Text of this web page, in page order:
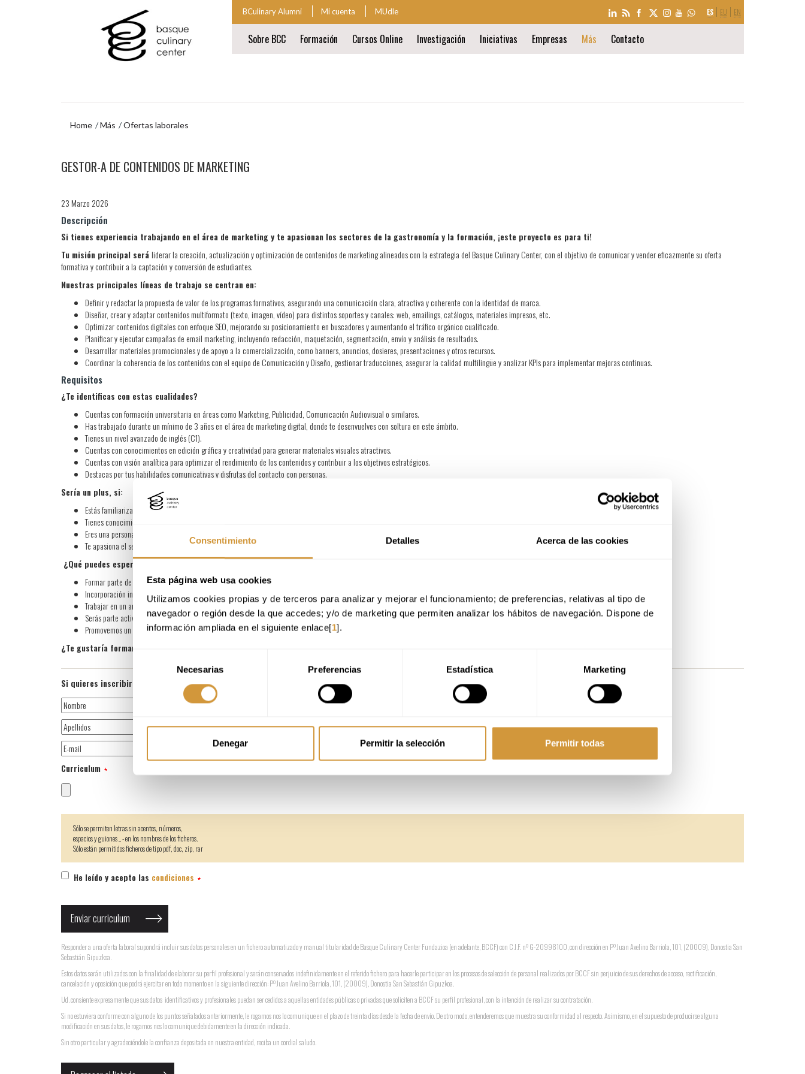
Consentimiento Detalles Acerca de las cookies
Esta página web usa cookies
Utilizamos cookies propias y de terceros para analizar y mejorar el funcionamiento; de preferencias, relativas al tipo de
navegador o región desde la que accedes; y/o de marketing que permiten analizar los hábitos de navegación. Dispone de
información ampliada en el siguiente enlace[1].
de
consentimiento
Necesarias Preferencias Estadística Marketing
Denegar Permitir la selección Permitir todas
SELECCIÓN
DE
ES EU EN
BCulinary Alumni Mi cuenta MUdle
navegación
Sobre BCC Formación Cursos Online Investigación Iniciativas Empresas Más
Contacto
navegación
Home Más Ofertas laborales
navegación
GESTOR-A DE CONTENIDOS DE MARKETING
23 Marzo 2026
Descripción
Si tienes experiencia trabajando en el área de marketing y te apasionan los sectores de la gastronomía y la formación, ¡este proyecto es para ti!
Tu misión principal será liderar la creación, actualización y optimización de contenidos de marketing alineados con la estrategia del Basque Culinary Center, con el objetivo de comunicar y vender eficazmente su oferta
formativa y contribuir a la captación y conversión de estudiantes.
Nuestras principales líneas de trabajo se centran en:
Definir y redactar la propuesta de valor de los programas formativos, asegurando una comunicación clara, atractiva y coherente con la identidad de marca.
Diseñar, crear y adaptar contenidos multiformato (texto, imagen, vídeo) para distintos soportes y canales: web, emailings, catálogos, materiales impresos, etc.
Optimizar contenidos digitales con enfoque SEO, mejorando su posicionamiento en buscadores y aumentando el tráfico orgánico cualificado.
Planificar y ejecutar campañas de email marketing, incluyendo redacción, maquetación, segmentación, envío y análisis de resultados.
Desarrollar materiales promocionales y de apoyo a la comercialización, como banners, anuncios, dosieres, presentaciones y otros recursos.
Coordinar la coherencia de los contenidos con el equipo de Comunicación y Diseño, gestionar traducciones, asegurar la calidad multilingüe y analizar KPIs para implementar mejoras continuas.
Requisitos
¿Te identificas con estas cualidades?
Cuentas con formación universitaria en áreas como Marketing, Publicidad, Comunicación Audiovisual o similares.
Has trabajado durante un mínimo de 3 años en el área de marketing digital, donde te desenvuelves con soltura en este ámbito.
Tienes un nivel avanzado de inglés (C1).
Cuentas con conocimientos en edición gráfica y creatividad para generar materiales visuales atractivos.
Cuentas con visión analítica para optimizar el rendimiento de los contenidos y contribuir a los objetivos estratégicos.
Destacas por tus habilidades comunicativas y disfrutas del contacto con personas.
Sería un plus, si:
Estás familiarizado/a con el uso de CRM.
Tienes conocimientos de SEO Y GEO.
Eres una persona proactiva, resolutiva y orientada a resultados.
Te apasiona el sector de la formación y el mundo gastronómico.
¿Qué puedes esperar de Basque Culinary Center?
Formar parte de un proyecto pionero en continuo crecimiento con mucha pasión por la gastronomía.
Incorporación indefinida a jornada completa.
Trabajar en un ambiente basado en la confianza. Ofrecemos gran independencia y flexibilidad y a la autogestión.
Serás parte activa en mantener un buen clima laboral. Cuidamos y nos preocupamos por las personas de nuestro equipo.
Promovemos un entorno inclusivo. Además, si cuentas con el Certificado de Discapacidad, infórmanos de ello para asegurar que tienes el apoyo adecuado.
¿Te gustaría formar parte de nuestro equipo? ¡No dudes en inscribirte a la oferta!
Si quieres inscribirte en la oferta de trabajo, adjunta tu CV (PDF o Word) en el que se incluyan tus datos de contacto para que podamos localizarte.
Curriculum
Sólo se permiten letras sin acentos, números,
espacios y guiones _ - en los nombres de los ficheros.
Sólo están permitidos ficheros de tipo pdf, doc, zip, rar
He leído y acepto las condiciones
Responder a una oferta laboral supondrá incluir sus datos personales en un fichero automatizado y manual titularidad de Basque Culinary Center Fundazioa (en adelante, BCCF) con C.I.F. nº G-20998100, con dirección en Pº Juan Avelino Barriola, 101, (20009), Donostia San
Sebastián Gipuzkoa.
Estos datos serán utilizados con la finalidad de elaborar su perfil profesional y serán conservados indefinidamente en el referido fichero para hacerle participar en los procesos de selección de personal realizados por BCCF sin perjuicio de sus derechos de acceso, rectificación,
cancelación y oposición que podrá ejercitar en todo momento en la siguiente dirección: Pº Juan Avelino Barriola, 101, (20009), Donostia San Sebastián Gipuzkoa.
Ud. consiente expresamente que sus datos identificativos y profesionales puedan ser cedidos a aquellas entidades públicas o privadas que soliciten a BCCF su perfil profesional, con la intención de realizar su contratación.
Si no estuviera conforme con alguno de los puntos señalados anteriormente, le rogamos nos lo comunique en el plazo de treinta días desde la fecha de envío. De otro modo, entenderemos que muestra su conformidad al respecto. Asimismo, en el supuesto de producirse alguna
modificación en sus datos, le rogamos nos lo comunique debidamente en la dirección indicada.
Sin otro particular y agradeciéndole la confianza depositada en nuestra entidad, reciba un cordial saludo.